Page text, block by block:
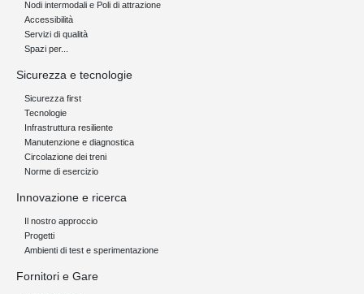
Nodi intermodali e Poli di attrazione
Accessibilità
Servizi di qualità
Spazi per...
Sicurezza e tecnologie
Sicurezza first
Tecnologie
Infrastruttura resiliente
Manutenzione e diagnostica
Circolazione dei treni
Norme di esercizio
Innovazione e ricerca
Il nostro approccio
Progetti
Ambienti di test e sperimentazione
Fornitori e Gare